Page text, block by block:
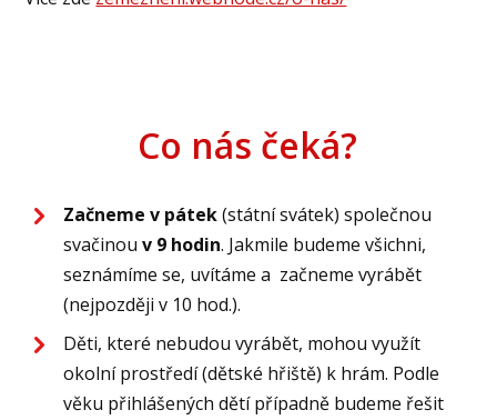
Co nás čeká?
Začneme v pátek(státní svátek) společnou
svačinouv 9 hodin. Jakmile budeme všichni,
seznámíme se, uvítáme a začneme vyrábět
(nejpozději v 10 hod.).
Děti, které nebudou vyrábět, mohou využít
okolní prostředí (dětské hřiště) k hrám. Podle
věku přihlášených dětí případně budeme řešit